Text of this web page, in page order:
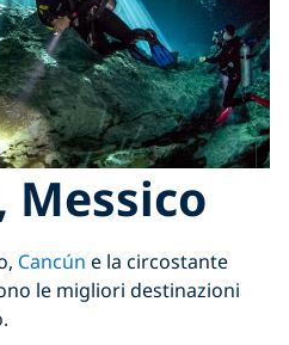
Messico
Cancún e la circostante
le migliori destinazioni